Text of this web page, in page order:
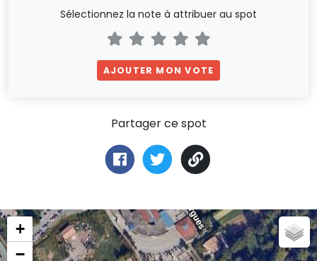
Sélectionnez la note à attribuer au spot
AJOUTER MON VOTE
Partager ce spot
+
−